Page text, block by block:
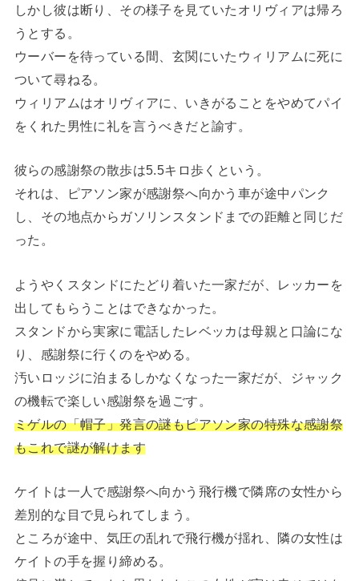
しかし彼は断り、その様子を見ていたオリヴィアは帰ろ
うとする。
ウーバーを待っている間、玄関にいたウィリアムに死に
ついて尋ねる。
ウィリアムはオリヴィアに、いきがることをやめてパイ
をくれた男性に礼を言うべきだと諭す。
彼らの感謝祭の散歩は5.5キロ歩くという。
それは、ピアソン家が感謝祭へ向かう車が途中パンク
し、その地点からガソリンスタンドまでの距離と同じだ
った。
ようやくスタンドにたどり着いた一家だが、レッカーを
出してもらうことはできなかった。
スタンドから実家に電話したレベッカは母親と口論にな
り、感謝祭に行くのをやめる。
汚いロッジに泊まるしかなくなった一家だが、ジャック
の機転で楽しい感謝祭を過ごす。
ミゲルの「帽子」発言の謎もピアソン家の特殊な感謝祭
もこれで謎が解けます
ケイトは一人で感謝祭へ向かう飛行機で隣席の女性から
差別的な目で見られてしまう。
ところが途中、気圧の乱れで飛行機が揺れ、隣の女性は
ケイトの手を握り締める。